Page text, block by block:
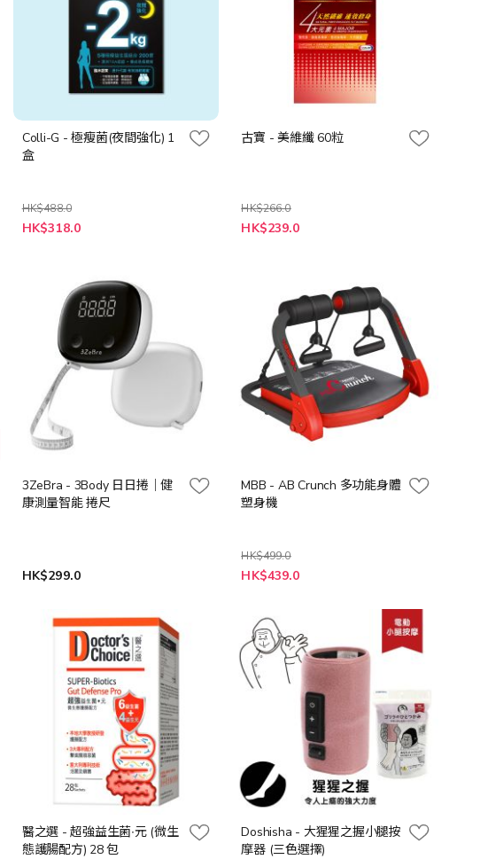
Colli-G - 極瘦菌(夜間強化) 1
盒
HK$488.0
特
殊
HK$318.0
古寶 - 美維纖 60粒
HK$266.0
特
殊
HK$239.0
3ZeBra - 3Body 日日捲｜健
康測量智能 捲尺
HK$299.0
MBB - AB Crunch 多功能身體
塑身機
HK$499.0
特
殊
HK$439.0
醫之選 - 超強益生菌∙元 (微生
態護腸配方) 28 包
Doshisha - 大猩猩之握小腿按
摩器 (三色選擇)